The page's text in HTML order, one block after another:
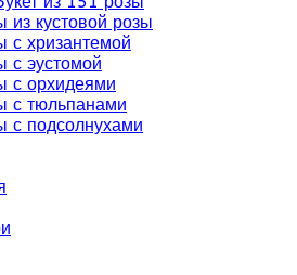
из кустовой розы
с хризантемой
с эустомой
с орхидеями
с тюльпанами
с подсолнухами